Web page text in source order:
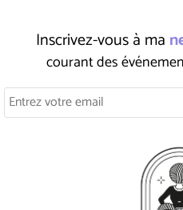
Inscrivez-vous à ma
courant des